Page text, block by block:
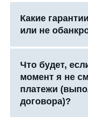
Какие
или не
Что будет,
момент я не
платежи
договора)?